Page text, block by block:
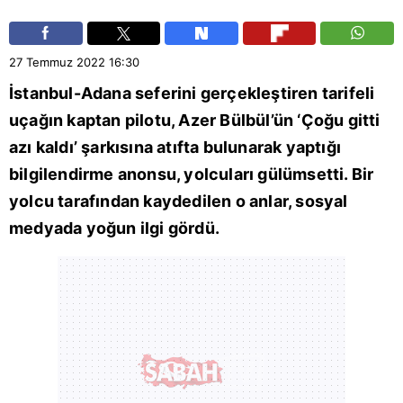
27 Temmuz 2022 16:30
İstanbul-Adanaseferini gerçekleştiren tarifeli
uçağın kaptan pilotu, Azer Bülbül’ün ‘Çoğu gitti
azı kaldı’ şarkısına atıfta bulunarak yaptığı
bilgilendirme anonsu, yolcuları gülümsetti. Bir
yolcu tarafından kaydedilen o anlar, sosyal
medyada yoğun ilgi gördü.